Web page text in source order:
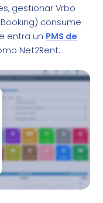
gestionar Vrbo
consume
entra un PMS de
Net2Rent: